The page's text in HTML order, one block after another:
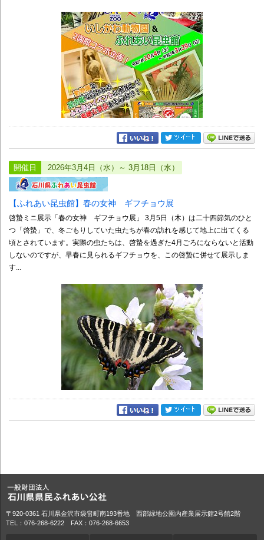
開催日 2026年3月4日（水）～ 3月18日（水）
【ふれあい昆虫館】春の女神 ギフチョウ展
啓蟄ミニ展示「春の女神 ギフチョウ展」 3月5日（木）は二十四節気のひと
つ「啓蟄」で、冬ごもりしていた虫たちが春の訪れを感じて地上に出てくる
頃とされています。実際の虫たちは、啓蟄を過ぎた4月ごろにならないと活動
しないのですが、早春に見られるギフチョウを、この啓蟄に併せて展示しま
す...
〒920-0361 石川県金沢市袋畠町南193番地 西部緑地公園内産業展示館2号館2階
TEL：076-268-6222 FAX：076-268-6653